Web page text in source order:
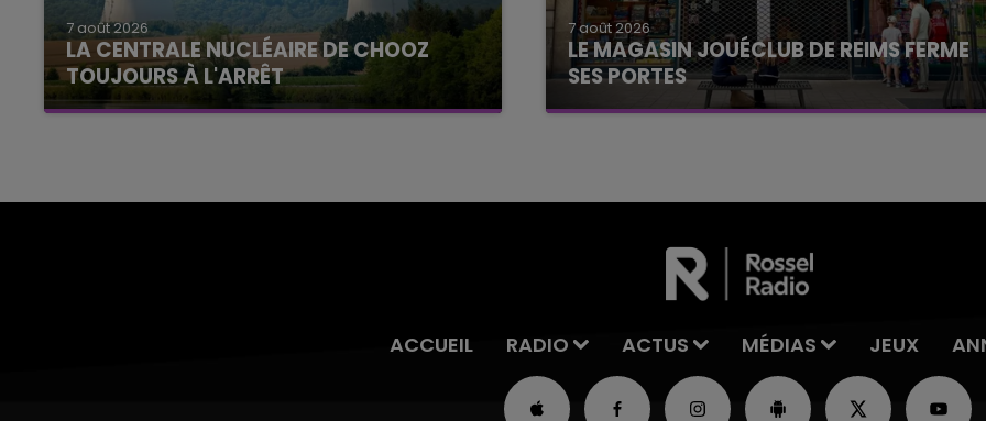
7 août 2026
LA CENTRALE NUCLÉAIRE DE CHOOZ
TOUJOURS À L'ARRÊT
Cela fait déjà une semaine que la centrale
7 août 2026
LE MAGASIN JOUÉCLUB DE REIMS FERME
SES PORTES
C'était l'une des institutions du centre-ville
ACCUEIL RADIO ACTUS MÉDIAS JEUX